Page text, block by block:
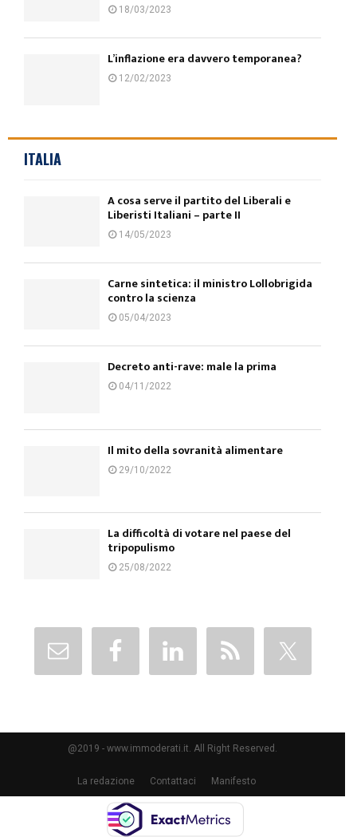
18/03/2023
L’inflazione era davvero temporanea?
12/02/2023
ITALIA
A cosa serve il partito del Liberali e
Liberisti Italiani – parte II
14/05/2023
Carne sintetica: il ministro Lollobrigida
contro la scienza
05/04/2023
Decreto anti-rave: male la prima
04/11/2022
Il mito della sovranità alimentare
29/10/2022
La difficoltà di votare nel paese del
tripopulismo
25/08/2022
@2019 - www.immoderati.it. All Right Reserved.
La redazione Contattaci Manifesto